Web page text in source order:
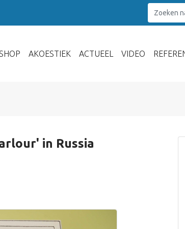
AKOESTIEK ACTUEEL VIDEO
in Russia